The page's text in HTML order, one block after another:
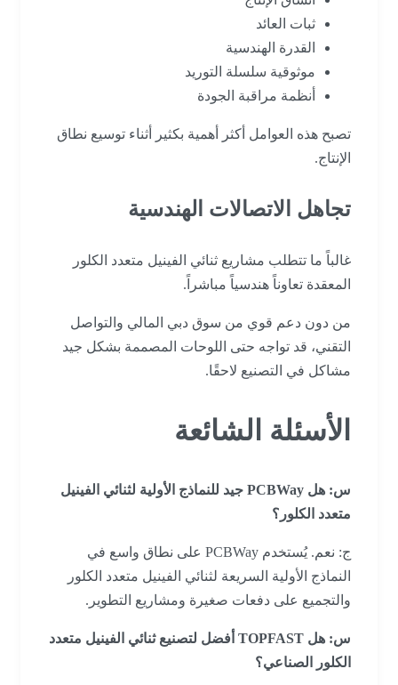
ثبات العائد
القدرة الهندسية
موثوقية سلسلة التوريد
أنظمة مراقبة الجودة
تصبح هذه العوامل أكثر أهمية بكثير أثناء توسيع نطاق
الإنتاج.
تجاهل الاتصالات الهندسية
غالباً ما تتطلب مشاريع ثنائي الفينيل متعدد الكلور
المعقدة تعاوناً هندسياً مباشراً.
من دون دعم قوي من سوق دبي المالي والتواصل
التقني، قد تواجه حتى اللوحات المصممة بشكل جيد
مشاكل في التصنيع لاحقًا.
الأسئلة الشائعة
س: هل PCBWay جيد للنماذج الأولية لثنائي الفينيل
متعدد الكلور؟
ج: نعم. يُستخدم PCBWay على نطاق واسع في
النماذج الأولية السريعة لثنائي الفينيل متعدد الكلور
والتجميع على دفعات صغيرة ومشاريع التطوير.
س: هل TOPFAST أفضل لتصنيع ثنائي الفينيل متعدد
الكلور الصناعي؟